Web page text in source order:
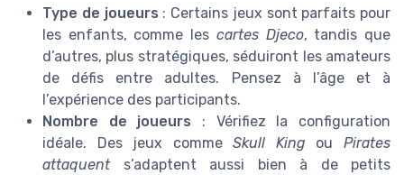
Type de joueurs : Certains jeux sont parfaits pour
les enfants, comme les cartes Djeco, tandis que
d’autres, plus stratégiques, séduiront les amateurs
de défis entre adultes. Pensez à l’âge et à
l’expérience des participants.
Nombre de joueurs : Vérifiez la configuration
idéale. Des jeux commeSkull King ouPirates
attaquents’adaptent aussi bien à de petits